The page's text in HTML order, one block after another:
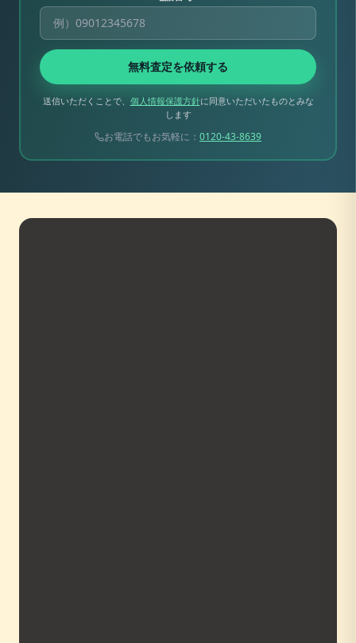
無料査定を依頼する
送信いただくことで、 個人情報保護方針に同意いただいたものとみな
します
お電話でもお気軽に： 0120-43-8639